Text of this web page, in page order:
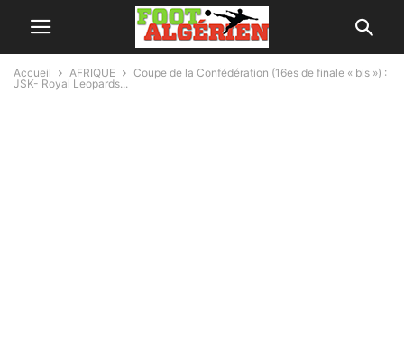
Accueil AFRIQUE
Coupe de la Confédération (16es de finale « bis ») :
JSK- Royal Leopards...